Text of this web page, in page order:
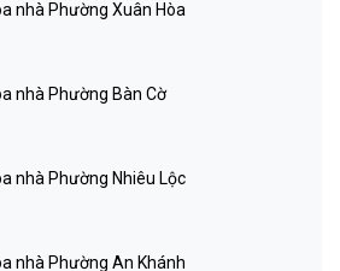
nhà Phường Xuân Hòa
nhà Phường Bàn Cờ
nhà Phường Nhiêu Lộc
nhà Phường An Khánh